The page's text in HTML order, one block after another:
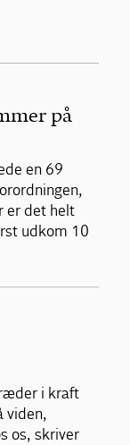
på
en 69
er det helt
udkom 10
i kraft
viden,
os, skriver